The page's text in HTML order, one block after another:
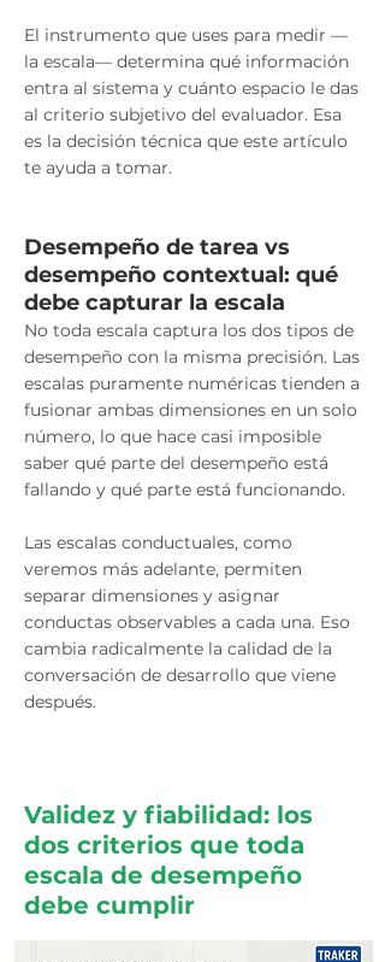
El instrumento que uses para medir —
la escala— determina qué información
entra al sistema y cuánto espacio le das
al criterio subjetivo del evaluador. Esa
es la decisión técnica que este artículo
te ayuda a tomar.
Desempeño de tarea vs
desempeño contextual: qué
debe capturar la escala
No toda escala captura los dos tipos de
desempeño con la misma precisión. Las
escalas puramente numéricas tienden a
fusionar ambas dimensiones en un solo
número, lo que hace casi imposible
saber qué parte del desempeño está
fallando y qué parte está funcionando.
Las escalas conductuales, como
veremos más adelante, permiten
separar dimensiones y asignar
conductas observables a cada una. Eso
cambia radicalmente la calidad de la
conversación de desarrollo que viene
después.
Validez y fiabilidad: los
dos criterios que toda
escala de desempeño
debe cumplir